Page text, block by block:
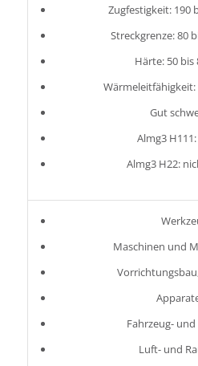
Zugfestigkeit: 190
Streckgrenze: 80
Härte: 50 bis
Wärmeleitfähigkeit:
Gut
Almg3
Almg3 H22:
Maschinen und
Fahrzeug-
Luft- und